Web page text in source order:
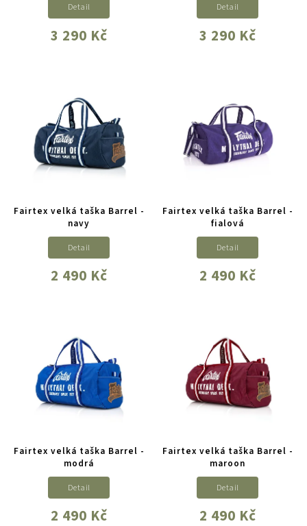
3 290 Kč
Detail
3 290 Kč
Detail
Fairtex velká taška Barrel -
navy
2 490 Kč
Detail
Fairtex velká taška Barrel -
fialová
2 490 Kč
Detail
Fairtex velká taška Barrel -
modrá
2 490 Kč
Detail
Fairtex velká taška Barrel -
maroon
2 490 Kč
Detail